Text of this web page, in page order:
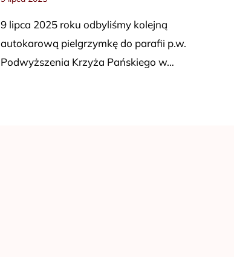
9 lipca 2025 roku odbyliśmy kolejną
autokarową pielgrzymkę do parafii p.w.
Podwyższenia Krzyża Pańskiego w…